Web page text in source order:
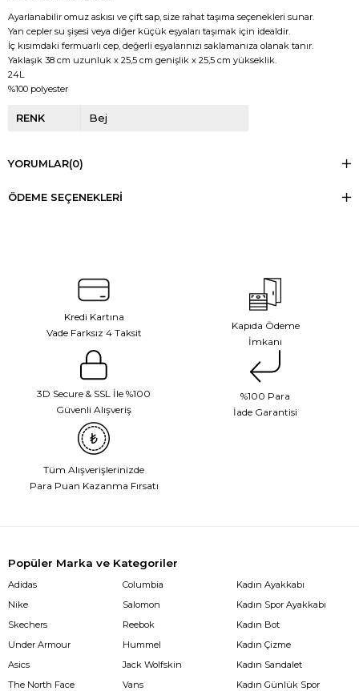
Ayarlanabilir omuz askısı ve çift sap, size rahat taşıma seçenekleri sunar.
Yan cepler su şişesi veya diğer küçük eşyaları taşımak için idealdir.
İç kısımdaki fermuarlı cep, değerli eşyalarınızı saklamanıza olanak tanır.
Yaklaşık 38 cm uzunluk x 25,5 cm genişlik x 25,5 cm yükseklik.
24L
%100 polyester
RENK Bej
YORUMLAR(0)
ÖDEME SEÇENEKLERI
Kredi Kartına
Vade Farksız 4 Taksit
Kapıda Ödeme
İmkanı
3D Secure & SSL İle %100
Güvenli Alışveriş
%100 Para
İade Garantisi
Tüm Alışverişlerinizde
Para Puan Kazanma Fırsatı
Popüler Marka ve Kategoriler
Adidas
Nike
Skechers
Under Armour
Asics
The North Face
Columbia
Salomon
Reebok
Hummel
Jack Wolfskin
Vans
Kadın Ayakkabı
Kadın Spor Ayakkabı
Kadın Bot
Kadın Çizme
Kadın Sandalet
Kadın Günlük Spor